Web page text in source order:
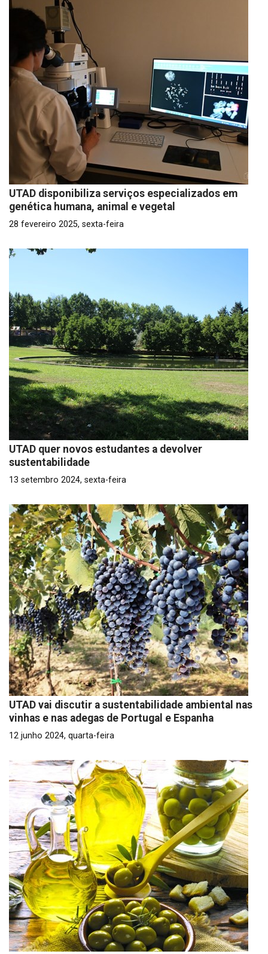
UTAD disponibiliza serviços especializados em
genética humana, animal e vegetal
28 fevereiro 2025, sexta-feira
UTAD quer novos estudantes a devolver
sustentabilidade
13 setembro 2024, sexta-feira
UTAD vai discutir a sustentabilidade ambiental nas
vinhas e nas adegas de Portugal e Espanha
12 junho 2024, quarta-feira